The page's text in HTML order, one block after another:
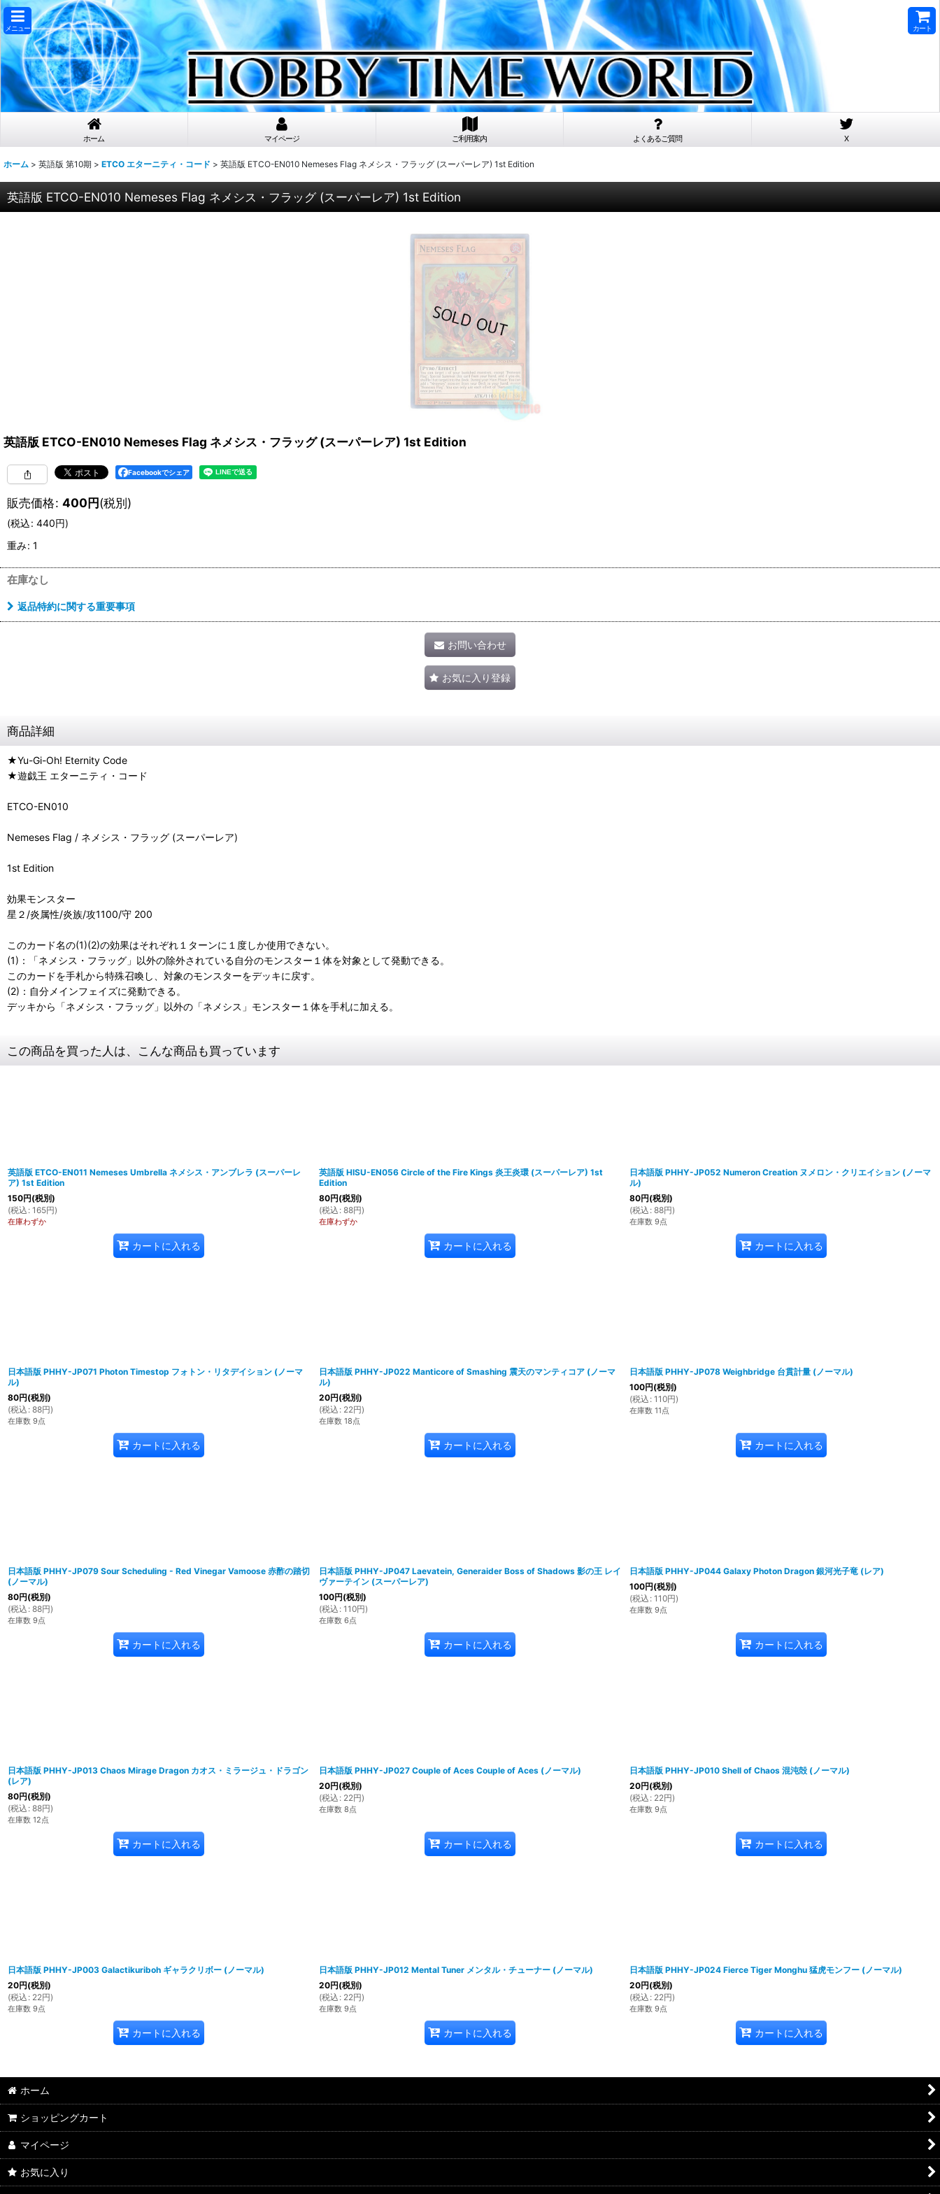
メニュー カート
ホーム マイページ ご利用案内 よくあるご質問 X
ホーム > 英語版 第10期 > ETCO エターニティ・コード > 英語版 ETCO-EN010 Nemeses Flag ネメシス・フラッグ (スーパーレア) 1st Edition
英語版 ETCO-EN010 Nemeses Flag ネメシス・フラッグ (スーパーレア) 1st Edition
英語版 ETCO-EN010 Nemeses Flag ネメシス・フラッグ (スーパーレア) 1st Edition
Facebookでシェア
販売価格: 400円(税別)
(税込: 440円)
重み: 1
在庫なし
返品特約に関する重要事項
お問い合わせ
お気に入り登録
商品詳細
★Yu-Gi-Oh! Eternity Code
★遊戯王 エターニティ・コード
ETCO-EN010
Nemeses Flag / ネメシス・フラッグ (スーパーレア)
1st Edition
効果モンスター
星２/炎属性/炎族/攻1100/守 200
このカード名の(1)(2)の効果はそれぞれ１ターンに１度しか使用できない。
(1)：「ネメシス・フラッグ」以外の除外されている自分のモンスター１体を対象として発動できる。
このカードを手札から特殊召喚し、対象のモンスターをデッキに戻す。
(2)：自分メインフェイズに発動できる。
デッキから「ネメシス・フラッグ」以外の「ネメシス」モンスター１体を手札に加える。
この商品を買った人は、こんな商品も買っています
英語版 ETCO-EN011 Nemeses Umbrella ネメシス・アンブレラ (スーパーレ
ア) 1st Edition
150円(税別)
(税込 : 165円)
在庫わずか
カートに入れる
英語版 HISU-EN056 Circle of the Fire Kings 炎王炎環 (スーパーレア) 1st
Edition
80円(税別)
(税込 : 88円)
在庫わずか
カートに入れる
日本語版 PHHY-JP052 Numeron Creation ヌメロン・クリエイション (ノーマ
ル)
80円(税別)
(税込 : 88円)
在庫数 9点
カートに入れる
日本語版 PHHY-JP071 Photon Timestop フォトン・リタデイション (ノーマ
ル)
80円(税別)
(税込 : 88円)
在庫数 9点
カートに入れる
日本語版 PHHY-JP022 Manticore of Smashing 震天のマンティコア (ノーマ
ル)
20円(税別)
(税込 : 22円)
在庫数 18点
カートに入れる
日本語版 PHHY-JP078 Weighbridge 台貫計量 (ノーマル)
100円(税別)
(税込 : 110円)
在庫数 11点
カートに入れる
日本語版 PHHY-JP079 Sour Scheduling - Red Vinegar Vamoose 赤酢の踏切
(ノーマル)
80円(税別)
(税込 : 88円)
在庫数 9点
カートに入れる
日本語版 PHHY-JP047 Laevatein, Generaider Boss of Shadows 影の王 レイ
ヴァーテイン (スーパーレア)
100円(税別)
(税込 : 110円)
在庫数 6点
カートに入れる
日本語版 PHHY-JP044 Galaxy Photon Dragon 銀河光子竜 (レア)
100円(税別)
(税込 : 110円)
在庫数 9点
カートに入れる
日本語版 PHHY-JP013 Chaos Mirage Dragon カオス・ミラージュ・ドラゴン
(レア)
80円(税別)
(税込 : 88円)
在庫数 12点
カートに入れる
日本語版 PHHY-JP027 Couple of Aces Couple of Aces (ノーマル)
20円(税別)
(税込 : 22円)
在庫数 8点
カートに入れる
日本語版 PHHY-JP010 Shell of Chaos 混沌殻 (ノーマル)
20円(税別)
(税込 : 22円)
在庫数 9点
カートに入れる
日本語版 PHHY-JP003 Galactikuriboh ギャラクリボー (ノーマル)
20円(税別)
(税込 : 22円)
在庫数 9点
カートに入れる
日本語版 PHHY-JP012 Mental Tuner メンタル・チューナー (ノーマル)
20円(税別)
(税込 : 22円)
在庫数 9点
カートに入れる
日本語版 PHHY-JP024 Fierce Tiger Monghu 猛虎モンフー (ノーマル)
20円(税別)
(税込 : 22円)
在庫数 9点
カートに入れる
ホーム
ショッピングカート
マイページ
お気に入り